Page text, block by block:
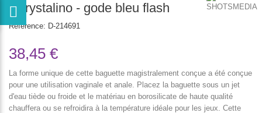
Chrystalino - gode bleu flash
Reference: D-214691
38,45 €
La forme unique de cette baguette magistralement conçue a été conçue
pour une utilisation vaginale et anale. Placez la baguette sous un jet
d'eau tiède ou froide et le matériau en borosilicate de haute qualité
chauffera ou se refroidira à la température idéale pour les jeux. Cette